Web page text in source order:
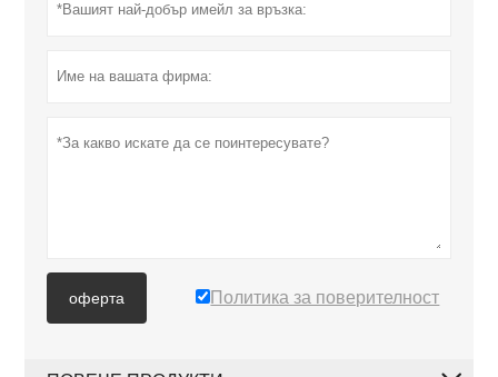
оферта Политика за поверителност